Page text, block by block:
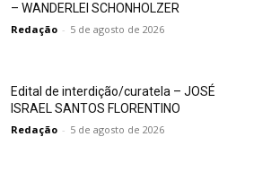
– WANDERLEI SCHONHOLZER
Redação - 5 de agosto de 2026
Edital de interdição/curatela – JOSÉ
ISRAEL SANTOS FLORENTINO
Redação - 5 de agosto de 2026